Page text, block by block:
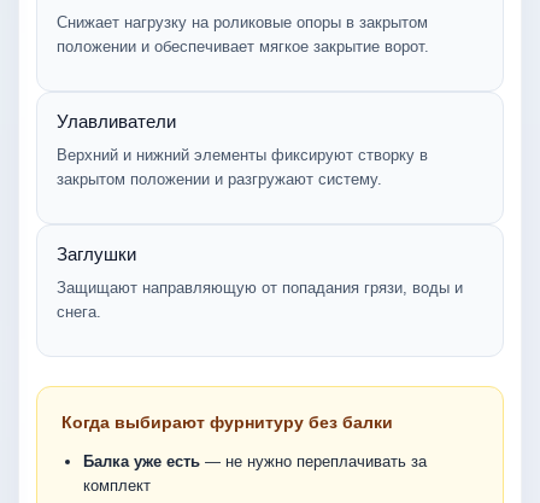
Снижает нагрузку на роликовые опоры в закрытом
положении и обеспечивает мягкое закрытие ворот.
Улавливатели
Верхний и нижний элементы фиксируют створку в
закрытом положении и разгружают систему.
Заглушки
Защищают направляющую от попадания грязи, воды и
снега.
Когда выбирают фурнитуру без балки
Балка уже есть — не нужно переплачивать за
комплект